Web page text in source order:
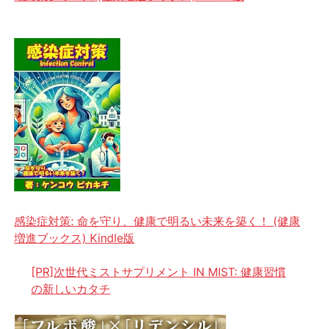
感染症対策: 命を守り、健康で明るい未来を築く！ (健康
増進ブックス) Kindle版
[PR]次世代ミストサプリメント IN MIST: 健康習慣
の新しいカタチ